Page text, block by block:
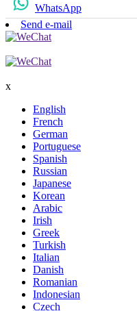
WhatsApp
Send e-mail
x
English
French
German
Portuguese
Spanish
Russian
Japanese
Korean
Arabic
Irish
Greek
Turkish
Italian
Danish
Romanian
Indonesian
Czech